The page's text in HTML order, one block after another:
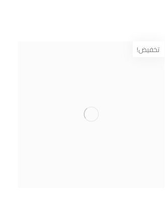
تخفيض!